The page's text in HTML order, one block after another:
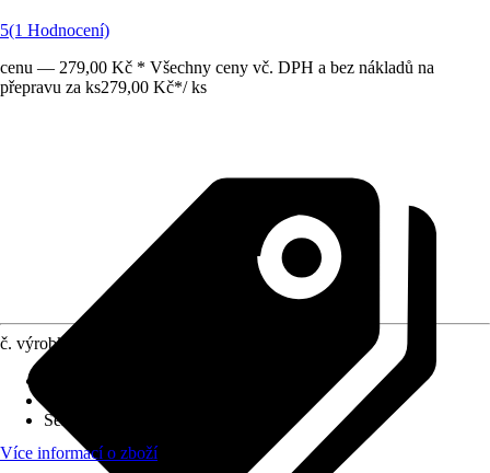
5(1 Hodnocení)
cenu — 279,00 Kč * Všechny ceny vč. DPH a bez nákladů na
přepravu za ks279,00 Kč*/ ks
č. výrobku
Série
Více informací o zboží